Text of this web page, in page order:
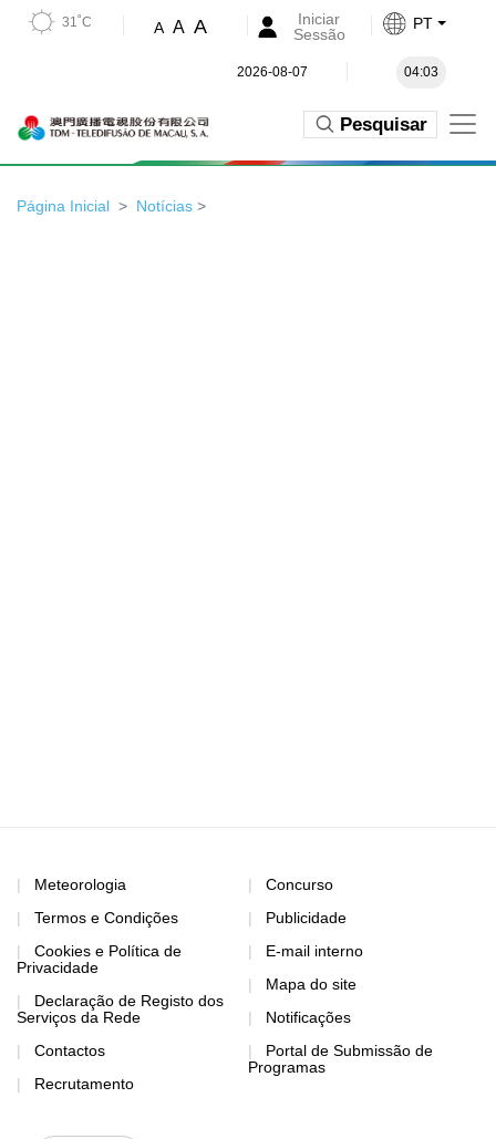
31˚C A A A
Iniciar
Sessão
PT
2026-08-07 04:03
Pesquisar
Página Inicial Notícias >
Meteorologia
Termos e Condições
Cookies e Política de
Privacidade
Declaração de Registo dos
Serviços da Rede
Contactos
Recrutamento
Concurso
Publicidade
E-mail interno
Mapa do site
Notificações
Portal de Submissão de
Programas